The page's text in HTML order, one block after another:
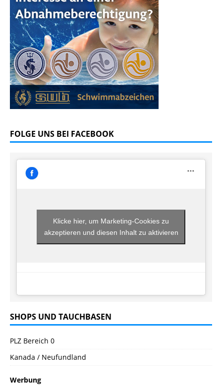
FOLGE UNS BEI FACEBOOK
Klicke hier, um Marketing-Cookies zu
akzeptieren und diesen Inhalt zu aktivieren
SHOPS UND TAUCHBASEN
PLZ Bereich 0
Kanada / Neufundland
Werbung